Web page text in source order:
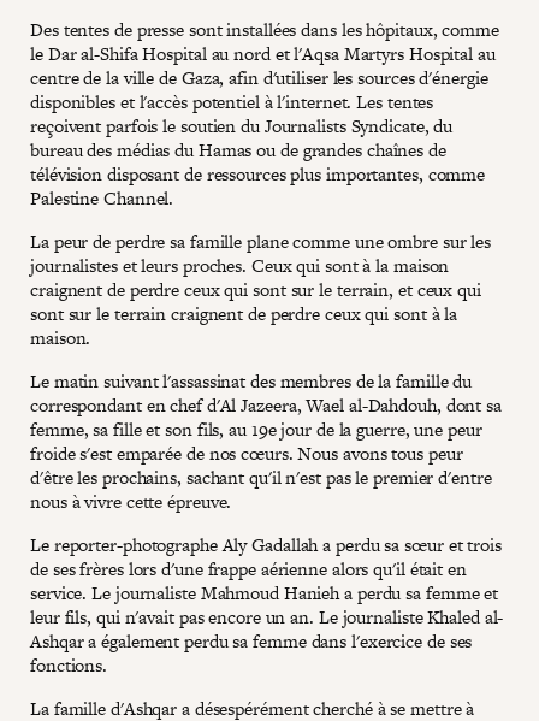
Des tentes de presse sont installées dans les hôpitaux, comme
le Dar al-Shifa Hospital au nord et l'Aqsa Martyrs Hospital au
centre de la ville de Gaza, afin d'utiliser les sources d'énergie
disponibles et l'accès potentiel à l'internet. Les tentes
reçoivent parfois le soutien du Journalists Syndicate, du
bureau des médias du Hamas ou de grandes chaînes de
télévision disposant de ressources plus importantes, comme
Palestine Channel.
La peur de perdre sa famille plane comme une ombre sur les
journalistes et leurs proches. Ceux qui sont à la maison
craignent de perdre ceux qui sont sur le terrain, et ceux qui
sont sur le terrain craignent de perdre ceux qui sont à la
maison.
Le matin suivant l'assassinat des membres de la famille du
correspondant en chef d'Al Jazeera, Wael al-Dahdouh, dont sa
femme, sa fille et son fils, au 19e jour de la guerre, une peur
froide s'est emparée de nos cœurs. Nous avons tous peur
d'être les prochains, sachant qu'il n'est pas le premier d'entre
nous à vivre cette épreuve.
Le reporter-photographe Aly Gadallah a perdu sa sœur et trois
de ses frères lors d'une frappe aérienne alors qu'il était en
service. Le journaliste Mahmoud Hanieh a perdu sa femme et
leur fils, qui n'avait pas encore un an. Le journaliste Khaled al-
Ashqar a également perdu sa femme dans l'exercice de ses
fonctions.
La famille d'Ashqar a désespérément cherché à se mettre à